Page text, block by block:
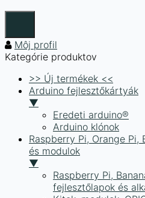
Môj profil
Kategórie produktov
>> Új termékek <<
Arduino fejlesztőkártyák
▼
Eredeti arduino®
Arduino klónok
Raspberry Pi, Orange
és modulok
▼
Raspberry Pi,
fejlesztőlapok és